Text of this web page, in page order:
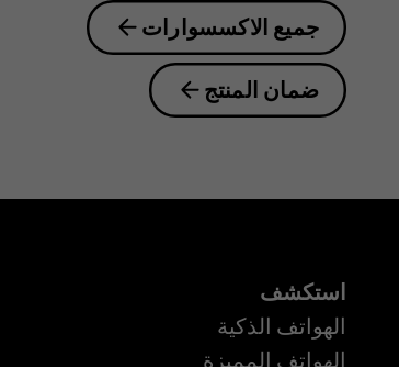
جميع الاكسسوارات
ضمان المنتج
استكشف
الهواتف الذكية
الهواتف المميزة